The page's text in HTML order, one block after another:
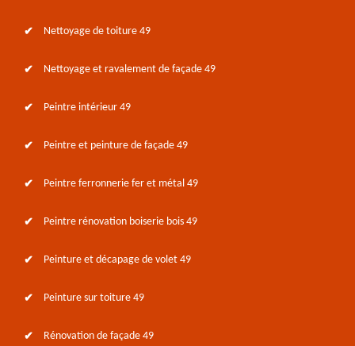
Nettoyage de toiture 49
Nettoyage et ravalement de façade 49
Peintre intérieur 49
Peintre et peinture de façade 49
Peintre ferronnerie fer et métal 49
Peintre rénovation boiserie bois 49
Peinture et décapage de volet 49
Peinture sur toiture 49
Rénovation de façade 49